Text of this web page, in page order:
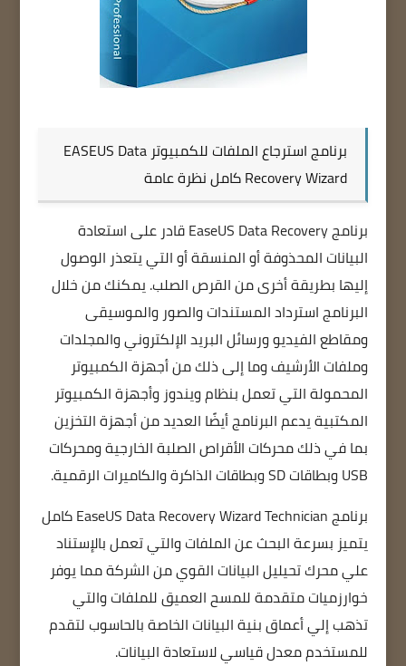
برنامج استرجاع الملفات للكمبيوتر EASEUS Data
Recovery Wizard كامل نظرة عامة
برنامج EaseUS Data Recovery قادر على استعادة
البيانات المحذوفة أو المنسقة أو التي يتعذر الوصول
إليها بطريقة أخرى من القرص الصلب. يمكنك من خلال
البرنامج استرداد المستندات والصور والموسيقى
ومقاطع الفيديو ورسائل البريد الإلكتروني والمجلدات
وملفات الأرشيف وما إلى ذلك من أجهزة الكمبيوتر
المحمولة التي تعمل بنظام ويندوز وأجهزة الكمبيوتر
المكتبية يدعم البرنامج أيضًا العديد من أجهزة التخزين
بما في ذلك محركات الأقراص الصلبة الخارجية ومحركات
USB وبطاقات SD وبطاقات الذاكرة والكاميرات الرقمية.
برنامج EaseUS Data Recovery Wizard Technician كامل
يتميز بسرعة البحث عن الملفات والتي تعمل بالإستناد
علي محرك تحيليل البيانات القوي من الشركة مما يوفر
خوارزميات متقدمة للمسح العميق للملفات والتي
تذهب إلي أعماق بنية البيانات الخاصة بالحاسوب لتقدم
للمستخدم معدل قياسي لاستعادة البيانات.